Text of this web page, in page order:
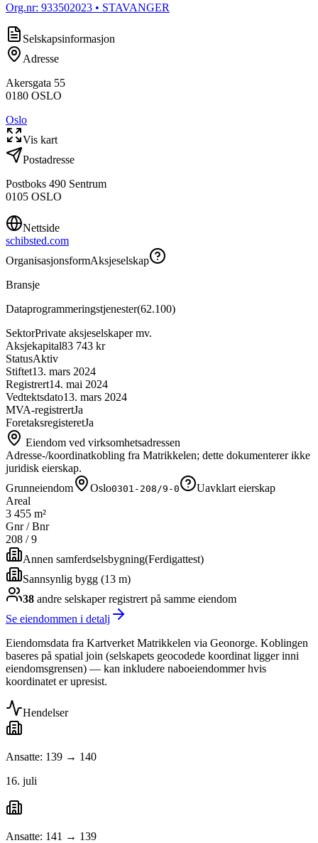
Org.nr: 933502023 • STAVANGER
Selskapsinformasjon
Adresse
Akersgata 55
0180 OSLO
Oslo
Vis kart
Postadresse
Postboks 490 Sentrum
0105 OSLO
Nettside
schibsted.com
OrganisasjonsformAksjeselskap
Bransje
Dataprogrammeringstjenester(62.100)
SektorPrivate aksjeselskaper mv.
Aksjekapital83 743 kr
StatusAktiv
Stiftet13. mars 2024
Registrert14. mai 2024
Vedtektsdato13. mars 2024
MVA-registrertJa
ForetaksregisteretJa
Eiendom ved virksomhetsadressen
Adresse-/koordinatkobling fra Matrikkelen; dette dokumenterer ikke
juridisk eierskap.
Grunneiendom
Oslo0301-208/9-0
Uavklart eierskap
Areal
3 455 m²
Gnr / Bnr
208 /9
Annen samferdselsbygning(Ferdigattest)
Sannsynlig bygg (13 m)
38 andre selskaperregistrert på samme eiendom
Se eiendommen i detalj
Eiendomsdata fra Kartverket Matrikkelen via Geonorge. Koblingen
baseres på spatial join (selskapets geocodede koordinat ligger inni
eiendomsgrensen) — kan inkludere naboeiendommer hvis
koordinatet er upresist.
Hendelser
Ansatte: 139 → 140
16. juli
Ansatte: 141 → 139